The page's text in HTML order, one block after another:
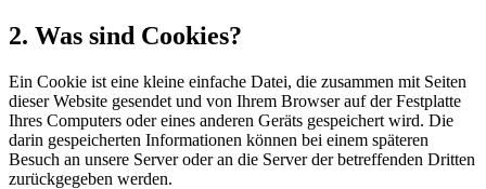
2. Was sind Cookies?
Ein Cookie ist eine kleine einfache Datei, die zusammen mit Seiten
dieser Website gesendet und von Ihrem Browser auf der Festplatte
Ihres Computers oder eines anderen Geräts gespeichert wird. Die
darin gespeicherten Informationen können bei einem späteren
Besuch an unsere Server oder an die Server der betreffenden Dritten
zurückgegeben werden.